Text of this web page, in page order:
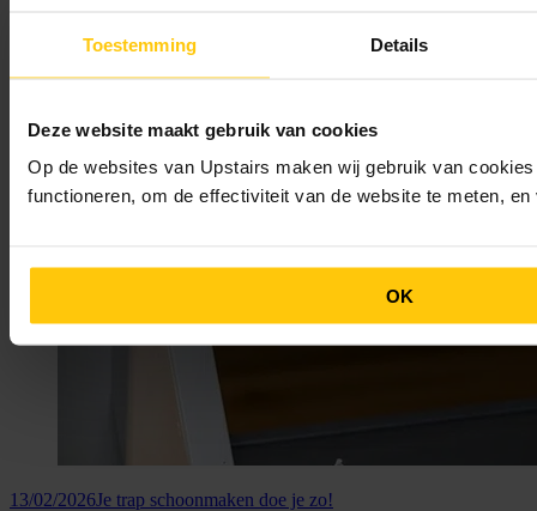
Toestemming Details
Deze website maakt gebruik van cookies
Op de websites van Upstairs maken wij gebruik van
functioneren, om de effectiviteit van de website te meten,
OK
13/02/2026Je trap schoonmaken doe je zo!